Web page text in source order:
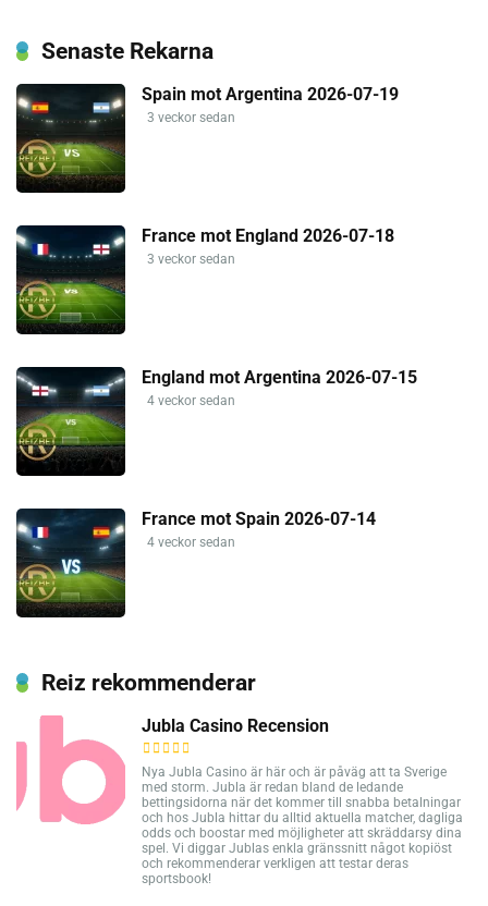
Senaste Rekarna
Spain mot Argentina 2026-07-19
3 veckor sedan
France mot England 2026-07-18
3 veckor sedan
England mot Argentina 2026-07-15
4 veckor sedan
France mot Spain 2026-07-14
4 veckor sedan
Reiz rekommenderar
Jubla Casino Recension
Nya Jubla Casino är här och är påväg att ta Sverige
med storm. Jubla är redan bland de ledande
bettingsidorna när det kommer till snabba betalningar
och hos Jubla hittar du alltid aktuella matcher, dagliga
odds och boostar med möjligheter att skräddarsy dina
spel. Vi diggar Jublas enkla gränssnitt något kopiöst
och rekommenderar verkligen att testar deras
sportsbook!